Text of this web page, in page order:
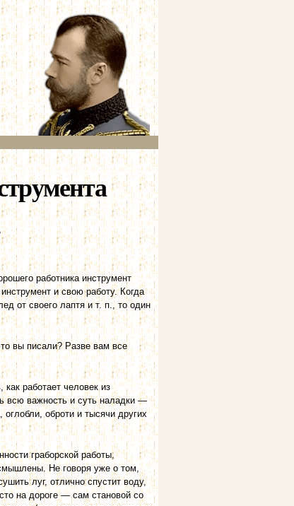
работника инструмент
и свою работу. Когда
от своего лаптя и т. п., то один
вы писали? Разве вам все
работает человек из
всю важность и суть наладки —
оброти и тысячи других
граборской работы,
Не говоря уже о том,
луг, отлично спустит воду,
на дороге — сам становой со